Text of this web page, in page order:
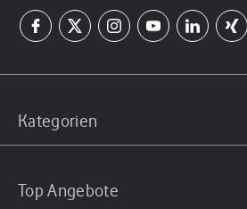
Kategorien
Top Angebote